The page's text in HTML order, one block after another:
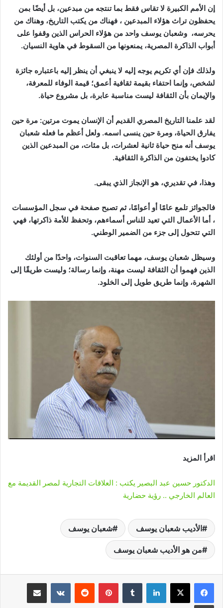
إن الأمم الكبيرة لا تقاس فقط بما تنتجه من مبدعين، بل أيضًا بمن
يحفظون تراث هؤلاء المبدعين ، فهناك من يكتب التاريخ، وهناك من
يحرسه، وشعبان يوسف واحد من هؤلاء الحراس الذين وقفوا على
أبواب الذاكرة المصرية، يمنعونها من السقوط في هاوية النسيان.
ولذلك فإن أي تكريم يوجه إليه لا ينبغي أن ينظر إليه باعتباره جائزة
لشخص، وإنما احتفاء بقيمة ثقافية أعمق؛ قيمة الوفاء للمعرفة،
والإيمان بأن الثقافة ليست مناسبة عابرة، بل مشروع حياة.
لقد علمنا التاريخ المصري القديم أن الإنسان يموت مرتين: مرة حين
يفارق الحياة، ومرة حين ينسى اسمه. ولعل أعظم ما فعله شعبان
يوسف أنه منح حياة ثانية لعشرات، بل مئات، من المبدعين الذين
كادوا يختفون من الذاكرة الثقافية.
وهذا، في تقديري، هو الإنجاز الذي يبقى.
فالجوائز تلمع عامًا أو أعوامًا، ثم تصبح صفحة في سجل المؤسسات
، أما الأعمال التي تعيد للناس أسماءهم، وتحفظ للأمة ذاكرتها، فهي
التي تتحول إلى جزء من الضمير الوطني.
وسيظل شعبان يوسف، مهما تعاقبت السنوات، واحدًا من أولئك
الذين فهموا أن الثقافة ليست مهنة، وإنما رسالة؛ وليست طريقًا إلى
الشهرة، وإنما طريق طويل إلى الخلود.
اقرأ المزيد
الدكتور حسين عبد البصير يكتب : العلاقات التجارية لمصر القديمة مع
العالم الخارجي .. رؤية حضارية
الأديب شعبان يوسف شعبان يوسف
من هو الأديب شعبان يوسف
لينكدإن بينتيريست